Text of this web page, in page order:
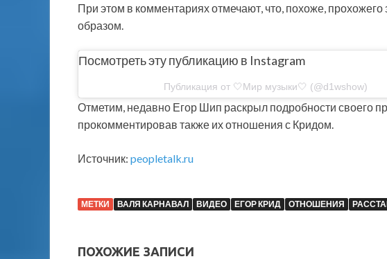
При этом в комментариях отмечают, что, похоже, прохожего
образом.
Посмотреть эту публикацию в Instagram
Публикация от 🤍Мир музыки🤍 (@d1wshow)
Отметим, недавно Егор Шип раскрыл подробности своего
прокомментировав также их отношения с Кридом.
Источник: peopletalk.ru
МЕТКИ ВАЛЯ КАРНАВАЛ ВИДЕО ЕГОР КРИД ОТНОШЕНИЯ
ПОХОЖИЕ ЗАПИСИ